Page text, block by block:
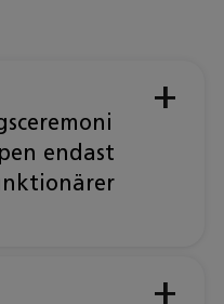
endast